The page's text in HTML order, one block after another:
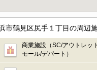
市鶴見区尻手１丁目の周辺
商業施設（SC/アウトレット
モール/デパート）